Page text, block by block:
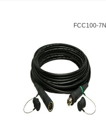
FCC100-7N